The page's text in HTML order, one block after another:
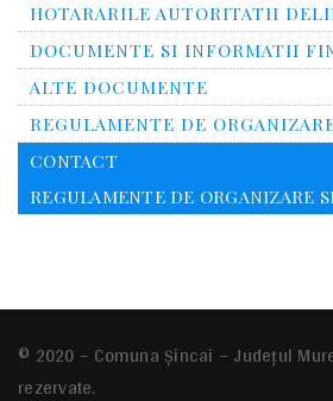
HOTARARILE AUTORITATII
DOCUMENTE SI INFORMATII
ALTE DOCUMENTE
REGULAMENTE DE
CONTACT
REGULAMENTE DE ORGANIZARE
© 2020 – Comuna Şincai – Județul
rezervate.